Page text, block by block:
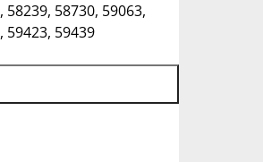
58239, 58730, 59063,
59423, 59439